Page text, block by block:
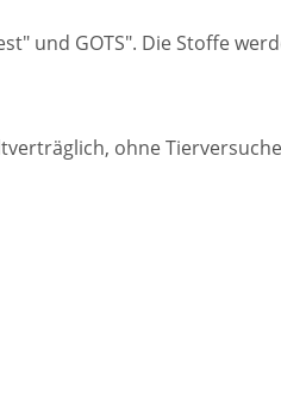
und GOTS". Die Stoffe
ohne